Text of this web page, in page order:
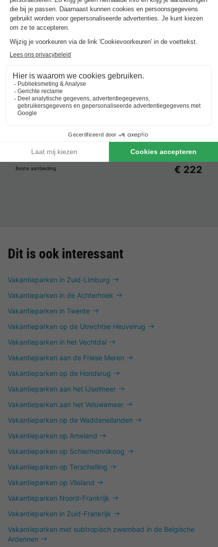
Beste aanbieding € 222
Verblijven met zwembad rond
Hourtin.
Beste aanbiedingvoor 3 overnachtingen
Résidence Club Du Port
Frankrijk-Aquitanië
Beste aanbieding € 222
Dit is ook interessant
Vakantieparken in Zuid-Limburg
Vakantieparken in de Achterhoek
Vakantieparken in Twente
Vakantieparken op de Utrechtse Heuvelrug
Vakantieparken in het Vechtdal
Vakantieparken aan de Friese Meren
Vakantieparken op de Hondsrug
Vakantieparken aan het IJselmeer
Vakantieparken aan het Veluwemeer
Vakantieparken op de Waddeneilanden
Vakantieparken op Ameland
Vakantieparken op Schiermonnikoog
Vakantieparken op Terschelling
Vakantieparken op Vlieland
Vakantieparken Noord-Frankrijk
Vakantieparken in Zuid-Frankrijk
Vakantieparken met subtropisch zwembad in de Belgische
Ardennen